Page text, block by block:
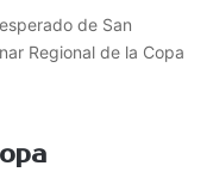
de San
Regional de la Copa